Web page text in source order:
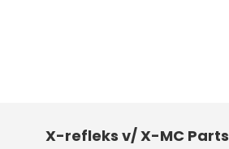
X-refleks v/ X-MC Parts